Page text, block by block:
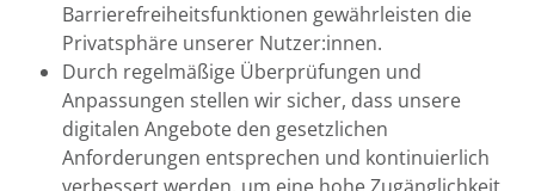
Barrierefreiheitsfunktionen gewährleisten die
Privatsphäre unserer Nutzer:innen.
Durch regelmäßige Überprüfungen und
Anpassungen stellen wir sicher, dass unsere
digitalen Angebote den gesetzlichen
Anforderungen entsprechen und kontinuierlich